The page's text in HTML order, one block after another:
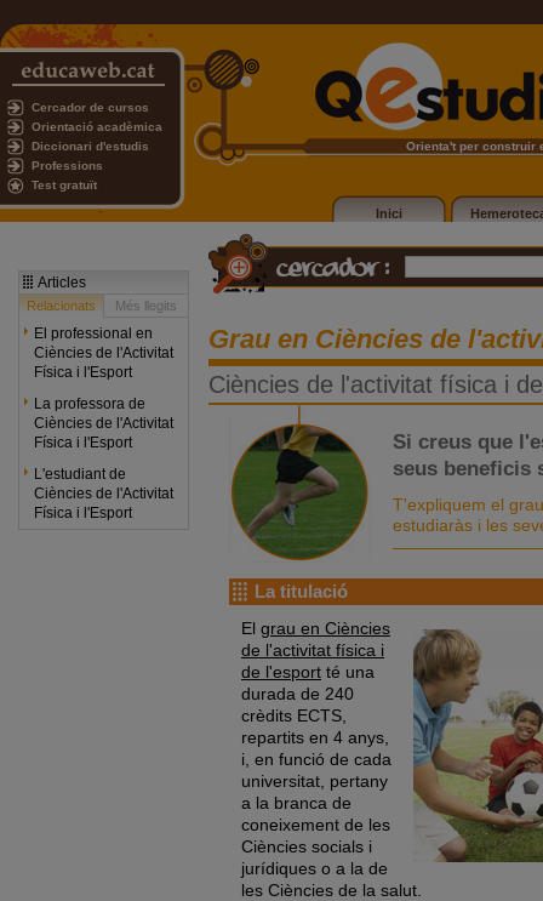
Cercador de cursos
Orientació acadèmica
Diccionari d'estudis
Professions
Test gratuït
Orienta't per construir
Inici
Articles
Relacionats Més llegits
El professional en
Ciències de l'Activitat
Física i l'Esport
La professora de
Ciències de l'Activitat
Física i l'Esport
L'estudiant de
Ciències de l'Activitat
Física i l'Esport
Grau en Ciències de
Ciències de l'activitat física i
Si creus que
seus beneficis
T'expliquem el
estudiaràs i les
La titulació
El grau en Ciències
de l'activitat física i
de l'esport té una
durada de 240
crèdits ECTS,
repartits en 4 anys,
i, en funció de cada
universitat, pertany
a la branca de
coneixement de les
Ciències socials i
jurídiques o a la de
les Ciències de la salut.